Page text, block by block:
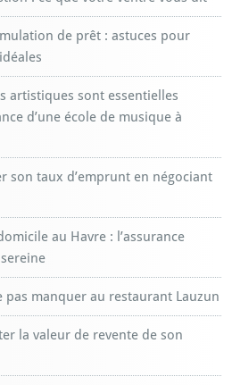
de prêt : astuces pour
artistiques sont essentielles
d’une école de musique à
son taux d’emprunt en négociant
au Havre : l’assurance
pas manquer au restaurant Lauzun
la valeur de revente de son